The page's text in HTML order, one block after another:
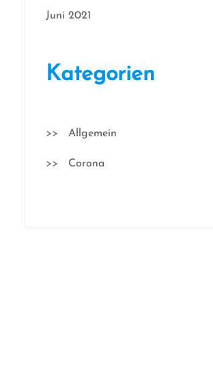
Juni 2021
Kategorien
Allgemein
Corona